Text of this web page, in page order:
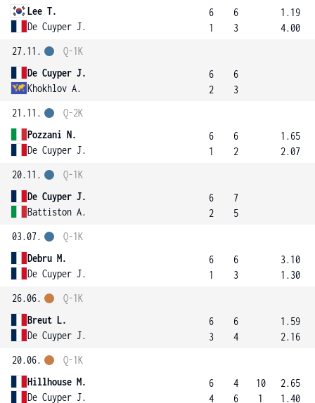
Lee T.
De Cuyper J.
6
1
6
3
1.19
4.00
27.11.
De Cuyper J.
Khokhlov A.
Q-1K
6
2
6
3
21.11.
Pozzani N.
De Cuyper J.
Q-2K
6
1
6
2
1.65
2.07
20.11.
De Cuyper J.
Battiston A.
Q-1K
6
2
7
5
03.07.
Debru M.
De Cuyper J.
Q-1K
6
1
6
3
3.10
1.30
26.06.
Breut L.
De Cuyper J.
Q-1K
6
3
6
4
1.59
2.16
20.06.
Hillhouse M.
De Cuyper J.
Q-1K
6
4
4
6
10
1
2.65
1.40